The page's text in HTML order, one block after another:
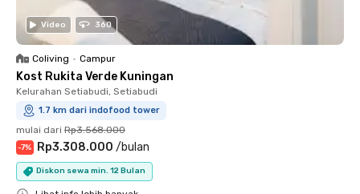
Video 360
Coliving • Campur
Kost Rukita Verde Kuningan
Kelurahan Setiabudi, Setiabudi
1.7 km dari indofood tower
mulai dari Rp3.568.000
-7% Rp3.308.000 /bulan
Diskon sewa min. 12 Bulan